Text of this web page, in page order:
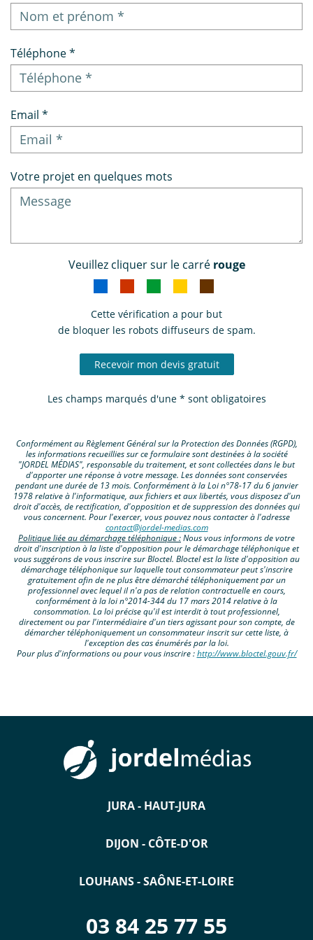
Téléphone *
Email *
Votre projet en quelques mots
Veuillez cliquer sur le carré rouge
Cette vérification a pour but
de bloquer les robots diffuseurs de spam.
Recevoir mon devis gratuit
Les champs marqués d'une * sont obligatoires
Conformément au Règlement Général sur la Protection des Données (RGPD),
les informations recueillies sur ce formulaire sont destinées à la société
"JORDEL MÉDIAS", responsable du traitement, et sont collectées dans le but
d'apporter une réponse à votre message. Les données sont conservées
pendant une durée de 13 mois. Conformément à la Loi n°78-17 du 6 janvier
1978 relative à l'informatique, aux fichiers et aux libertés, vous disposez d'un
droit d'accès, de rectification, d'opposition et de suppression des données qui
vous concernent. Pour l'exercer, vous pouvez nous contacter à l'adresse
contact@jordel-medias.com
Politique liée au démarchage téléphonique :Nous vous informons de votre
droit d'inscription à la liste d'opposition pour le démarchage téléphonique et
vous suggérons de vous inscrire sur Bloctel. Bloctel est la liste d'opposition au
démarchage téléphonique sur laquelle tout consommateur peut s'inscrire
gratuitement afin de ne plus être démarché téléphoniquement par un
professionnel avec lequel il n'a pas de relation contractuelle en cours,
conformément à la loi n°2014-344 du 17 mars 2014 relative à la
consommation. La loi précise qu'il est interdit à tout professionnel,
directement ou par l'intermédiaire d'un tiers agissant pour son compte, de
démarcher téléphoniquement un consommateur inscrit sur cette liste, à
l'exception des cas énumérés par la loi.
Pour plus d'informations ou pour vous inscrire :http://www.bloctel.gouv.fr/
JURA - HAUT-JURA
DIJON - CÔTE-D'OR
LOUHANS - SAÔNE-ET-LOIRE
03 84 25 77 55